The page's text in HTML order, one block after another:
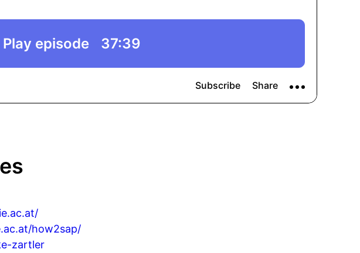
how2sap/
zartler